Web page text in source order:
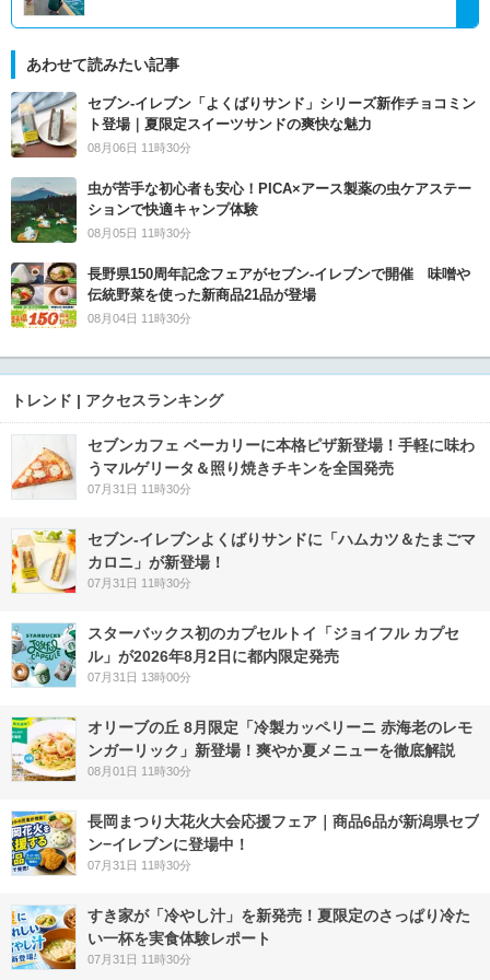
あわせて読みたい記事
セブン‐イレブン「よくばりサンド」シリーズ新作チョコミン
ト登場｜夏限定スイーツサンドの爽快な魅力
08月06日 11時30分
虫が苦手な初心者も安心！PICA×アース製薬の虫ケアステー
ションで快適キャンプ体験
08月05日 11時30分
長野県150周年記念フェアがセブン-イレブンで開催 味噌や
伝統野菜を使った新商品21品が登場
08月04日 11時30分
トレンド | アクセスランキング
セブンカフェ ベーカリーに本格ピザ新登場！手軽に味わ
うマルゲリータ＆照り焼きチキンを全国発売
07月31日 11時30分
セブン‐イレブンよくばりサンドに「ハムカツ＆たまごマ
カロニ」が新登場！
07月31日 11時30分
スターバックス初のカプセルトイ「ジョイフル カプセ
ル」が2026年8月2日に都内限定発売
07月31日 13時00分
オリーブの丘 8月限定「冷製カッペリーニ 赤海老のレモ
ンガーリック」新登場！爽やか夏メニューを徹底解説
08月01日 11時30分
長岡まつり大花火大会応援フェア｜商品6品が新潟県セブ
ン−イレブンに登場中！
07月31日 11時30分
すき家が「冷やし汁」を新発売！夏限定のさっぱり冷た
い一杯を実食体験レポート
07月31日 11時30分